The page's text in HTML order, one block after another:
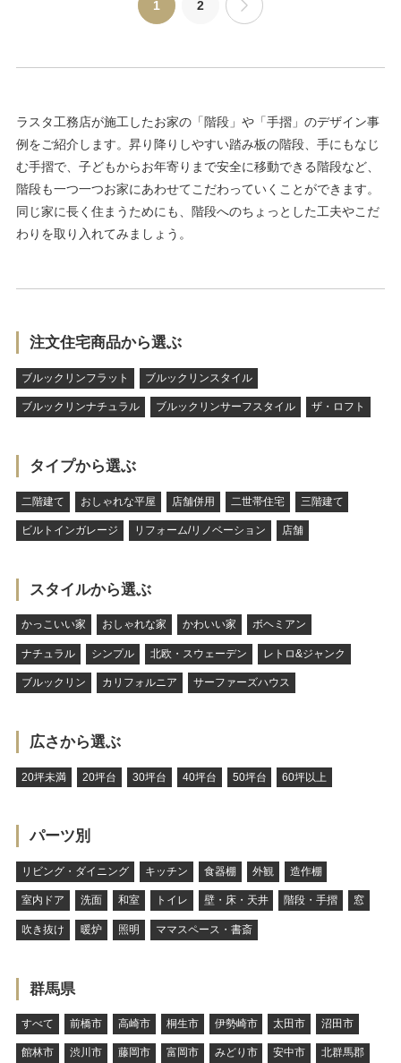
1 2
ラスタ工務店が施工したお家の「階段」や「手摺」のデザイン事
例をご紹介します。昇り降りしやすい踏み板の階段、手にもなじ
む手摺で、子どもからお年寄りまで安全に移動できる階段など、
階段も一つ一つお家にあわせてこだわっていくことができます。
同じ家に長く住まうためにも、階段へのちょっとした工夫やこだ
わりを取り入れてみましょう。
注文住宅商品から選ぶ
ブルックリンフラット ブルックリンスタイル
ブルックリンナチュラル ブルックリンサーフスタイル ザ・ロフト
タイプから選ぶ
二階建て おしゃれな平屋 店舗併用 二世帯住宅 三階建て
ビルトインガレージ リフォーム/リノベーション 店舗
スタイルから選ぶ
かっこいい家 おしゃれな家 かわいい家 ボヘミアン
ナチュラル シンプル 北欧・スウェーデン レトロ&ジャンク
ブルックリン カリフォルニア サーファーズハウス
広さから選ぶ
20坪未満 20坪台 30坪台 40坪台 50坪台 60坪以上
パーツ別
リビング・ダイニング キッチン 食器棚 外観 造作棚
室内ドア 洗面 和室 トイレ 壁・床・天井 階段・手摺 窓
吹き抜け 暖炉 照明 ママスペース・書斎
群馬県
すべて 前橋市 高崎市 桐生市 伊勢崎市 太田市 沼田市
館林市 渋川市 藤岡市 富岡市 みどり市 安中市 北群馬郡